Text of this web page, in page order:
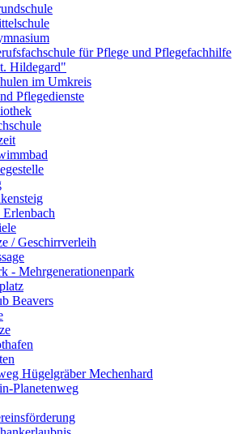
für Pflege und Pflegefachhilfe
Hildegard"
im Umkreis
Pflegedienste
/ Geschirrverleih
- Mehrgenerationenpark
Beavers
Hügelgräber Mechenhard
Planetenweg